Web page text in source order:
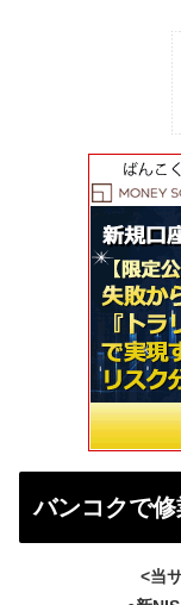
バンコクで修
<当